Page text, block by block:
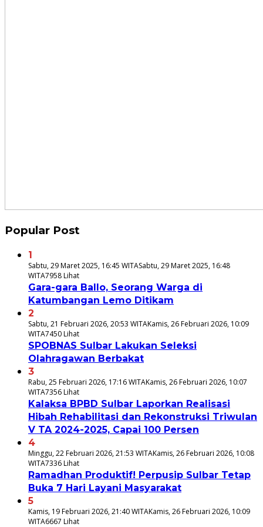
Popular Post
1
Sabtu, 29 Maret 2025, 16:45 WITASabtu, 29 Maret 2025, 16:48
WITA7958 Lihat
Gara-gara Ballo, Seorang Warga di
Katumbangan Lemo Ditikam
2
Sabtu, 21 Februari 2026, 20:53 WITAKamis, 26 Februari 2026, 10:09
WITA7450 Lihat
SPOBNAS Sulbar Lakukan Seleksi
Olahragawan Berbakat
3
Rabu, 25 Februari 2026, 17:16 WITAKamis, 26 Februari 2026, 10:07
WITA7356 Lihat
Kalaksa BPBD Sulbar Laporkan Realisasi
Hibah Rehabilitasi dan Rekonstruksi Triwulan
V TA 2024-2025, Capai 100 Persen
4
Minggu, 22 Februari 2026, 21:53 WITAKamis, 26 Februari 2026, 10:08
WITA7336 Lihat
Ramadhan Produktif! Perpusip Sulbar Tetap
Buka 7 Hari Layani Masyarakat
5
Kamis, 19 Februari 2026, 21:40 WITAKamis, 26 Februari 2026, 10:09
WITA6667 Lihat